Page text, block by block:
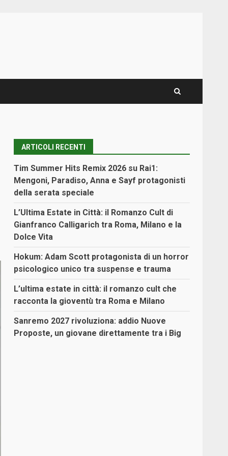
ARTICOLI RECENTI
Tim Summer Hits Remix 2026 su Rai1:
Mengoni, Paradiso, Anna e Sayf protagonisti
della serata speciale
L’Ultima Estate in Città: il Romanzo Cult di
Gianfranco Calligarich tra Roma, Milano e la
Dolce Vita
Hokum: Adam Scott protagonista di un horror
psicologico unico tra suspense e trauma
L’ultima estate in città: il romanzo cult che
racconta la gioventù tra Roma e Milano
Sanremo 2027 rivoluziona: addio Nuove
Proposte, un giovane direttamente tra i Big